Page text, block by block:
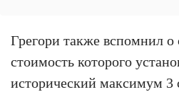
Грегори также вспомнил о
стоимость которого
исторический максимум 3